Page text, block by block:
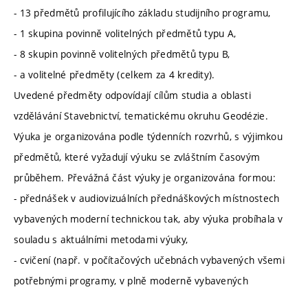
- 13 předmětů profilujícího základu studijního programu,
- 1 skupina povinně volitelných předmětů typu A,
- 8 skupin povinně volitelných předmětů typu B,
- a volitelné předměty (celkem za 4 kredity).
Uvedené předměty odpovídají cílům studia a oblasti
vzdělávání Stavebnictví, tematickému okruhu Geodézie.
Výuka je organizována podle týdenních rozvrhů, s výjimkou
předmětů, které vyžadují výuku se zvláštním časovým
průběhem. Převážná část výuky je organizována formou:
- přednášek v audiovizuálních přednáškových místnostech
vybavených moderní technickou tak, aby výuka probíhala v
souladu s aktuálními metodami výuky,
- cvičení (např. v počítačových učebnách vybavených všemi
potřebnými programy, v plně moderně vybavených